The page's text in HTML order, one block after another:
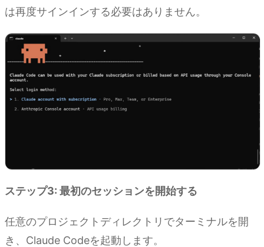
は再度サインインする必要はありません。
ステップ3: 最初のセッションを開始する
任意のプロジェクトディレクトリでターミナルを開
き、Claude Codeを起動します。